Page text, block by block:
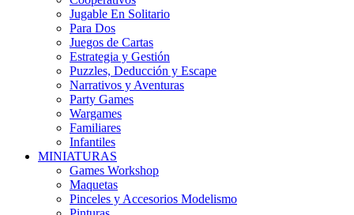
Jugable En Solitario
Para Dos
Juegos de Cartas
Estrategia y Gestión
Puzzles, Deducción y Escape
Narrativos y Aventuras
Party Games
Wargames
Familiares
Infantiles
MINIATURAS
Games Workshop
Maquetas
Pinceles y Accesorios Modelismo